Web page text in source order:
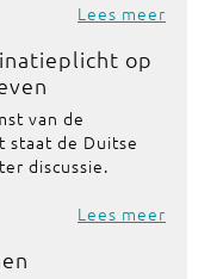
Lees meer
op
van de
staat de Duitse
discussie.
Lees meer